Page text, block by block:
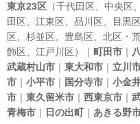
東京23区 （千代田区 中央区
田区
江東区 品川区 目黒区
区
杉並区 豊島区 北区 ・
飾区
江戸川区）｜ 町田市 ｜
武蔵村山市 ｜ 東大和市 ｜ 立川
市 ｜ 小平市 ｜ 国分寺市 ｜ 小金
市 ｜ 東久留米市 ｜ 西東京市 ｜
青梅市 ｜ 日の出町｜ あきる野